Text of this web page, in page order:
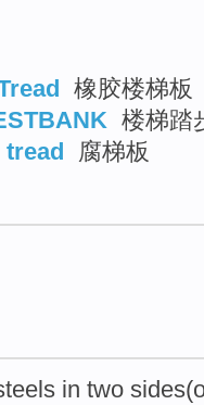
橡胶楼梯板
楼梯踏
腐梯板
in two sides(